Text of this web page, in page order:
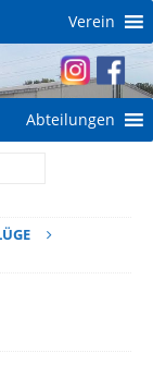
Verein
Abteilungen